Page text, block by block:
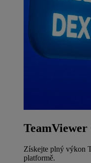
TeamViewer
Získejte plný výkon
platformě.